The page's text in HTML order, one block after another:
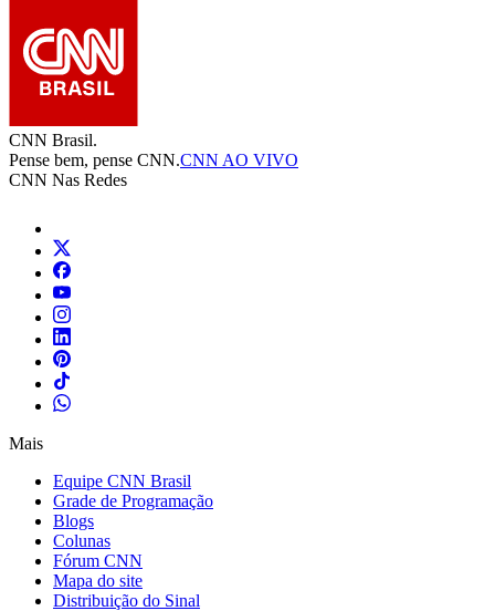
CNN Brasil.
Pense bem, pense CNN.CNN AO VIVO
CNN Nas Redes
Mais
Equipe CNN Brasil
Grade de Programação
Blogs
Colunas
Fórum CNN
Mapa do site
Distribuição do Sinal